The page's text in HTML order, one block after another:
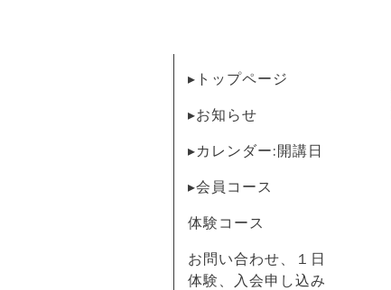
▸トップページ
▸お知らせ
▸カレンダー:開講日
▸会員コース
体験コース
お問い合わせ、１日
体験、入会申し込み